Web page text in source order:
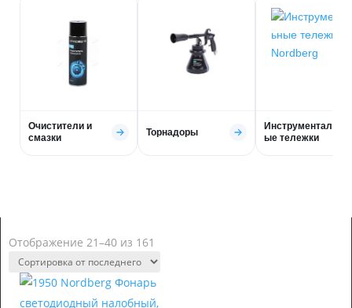
Очистители и
смазки
Торнадоры
Инструментальн
ые тележки
Отображение 21–40 из 161